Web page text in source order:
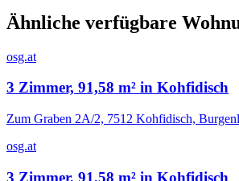
Ähnliche verfügbare
osg.at
3 Zimmer, 91,58 m² in Kohfidisch
Zum Graben 2A/2, 7512 Kohfidisch,
osg.at
3 Zimmer, 91,58 m² in Kohfidisch